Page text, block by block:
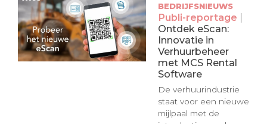
BEDRIJFSNIEUWS
Publi-reportage |
Ontdek eScan:
Innovatie in
Verhuurbeheer
met MCS Rental
Software
De verhuurindustrie
staat voor een nieuwe
mijlpaal met de